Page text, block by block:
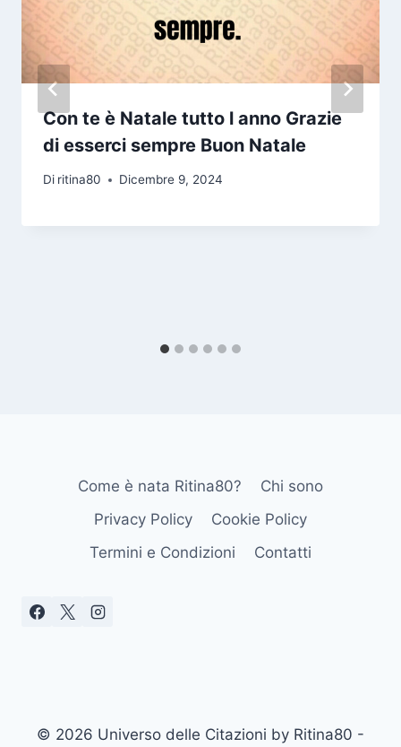
Con te è Natale tutto l anno Grazie
di esserci sempre Buon Natale
Di ritina80 Dicembre 9, 2024
Come è nata Ritina80?
Chi sono
Privacy Policy
Cookie Policy
Termini e Condizioni
Contatti
© 2026 Universo delle Citazioni by Ritina80 -